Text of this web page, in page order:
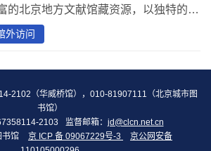
依托首都图书馆丰富的北京地方文献馆藏资源，以独特的视角展现北京古都风貌，风土人情。以文献资料为基础，结合实景拍摄、专家解说，真实、全面、科学的再现历史，重塑旧京城点滴。 访问方式：下载“首都图书馆”APP， 使用北京市联合读者卡登录后，在"资源“--“首图讲坛”--“典藏北京”访问。
外访问
2102（华威桥馆），010-81907111（北京城市图
书馆）
2103
监督邮箱： jd@clcn.net.cn
书馆
京 ICP 备 09067229号-3
京公网安备